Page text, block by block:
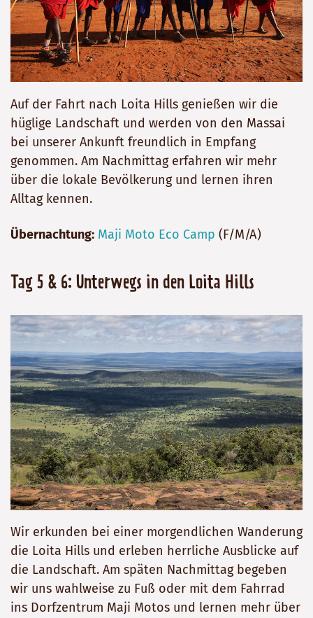
Auf der Fahrt nach Loita Hills genießen wir die
hüglige Landschaft und werden von den Massai
bei unserer Ankunft freundlich in Empfang
genommen. Am Nachmittag erfahren wir mehr
über die lokale Bevölkerung und lernen ihren
Alltag kennen.
Übernachtung: Maji Moto Eco Camp (F/M/A)
Tag 5 & 6: Unterwegs in den Loita Hills
Wir erkunden bei einer morgendlichen Wanderung
die Loita Hills und erleben herrliche Ausblicke auf
die Landschaft. Am späten Nachmittag begeben
wir uns wahlweise zu Fuß oder mit dem Fahrrad
ins Dorfzentrum Maji Motos und lernen mehr über